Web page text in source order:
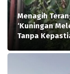
Menagih
‘Kuningan
Tanpa